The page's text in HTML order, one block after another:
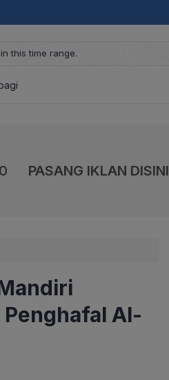
this time range.
PASANG IKLAN DISINI
Al-